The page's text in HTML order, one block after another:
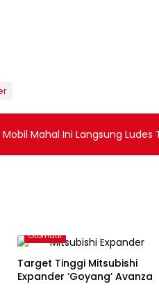
Mahal Ini Langsung Ludes
Otomatif
Target Tinggi Mitsubishi
Expander ‘Goyang’ Avanza